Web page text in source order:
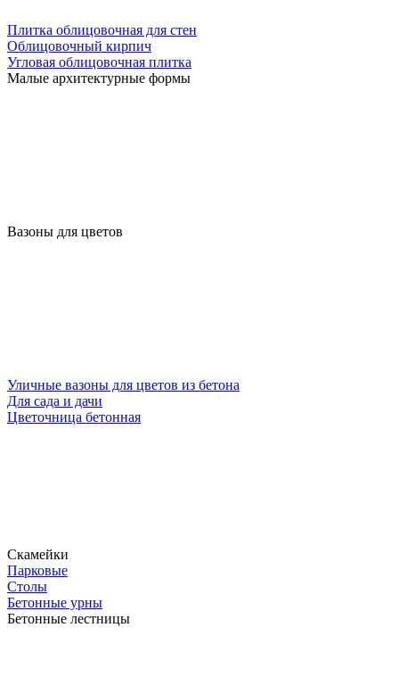
Плитка облицовочная для стен
Облицовочный кирпич
Угловая облицовочная плитка
Малые архитектурные формы
Вазоны для цветов
Уличные вазоны для цветов из бетона
Для сада и дачи
Цветочница бетонная
Скамейки
Парковые
Столы
Бетонные урны
Бетонные лестницы